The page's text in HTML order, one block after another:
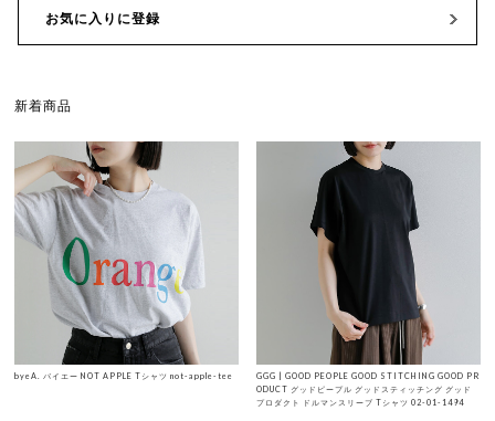
お気に入りに登録
新着商品
byeA. バイエー NOT APPLE Tシャツ not-apple-tee
GGG | GOOD PEOPLE GOOD STITCHING GOOD PR
ODUCT グッドピープル グッドスティッチング グッド
プロダクト ドルマンスリーブ Tシャツ 02-01-1494